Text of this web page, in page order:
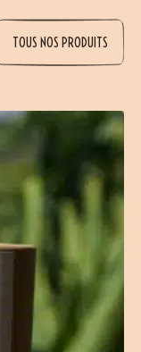
TOUS NOS PRODUITS